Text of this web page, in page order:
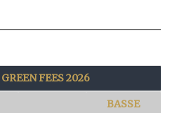
FEES 2026
BASSE